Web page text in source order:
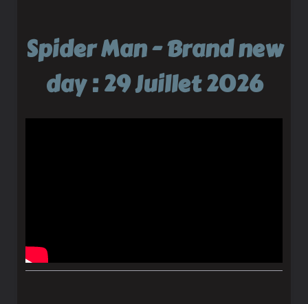
Spider Man - Brand new
day : 29 Juillet 2026